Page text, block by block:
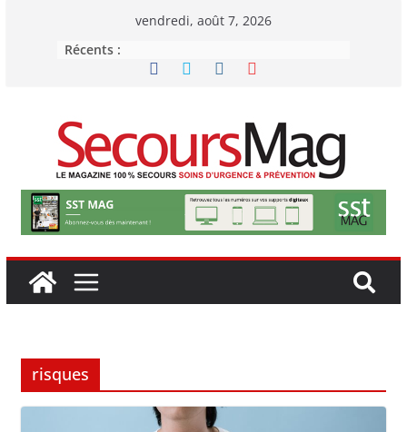
vendredi, août 7, 2026
Récents :
risques